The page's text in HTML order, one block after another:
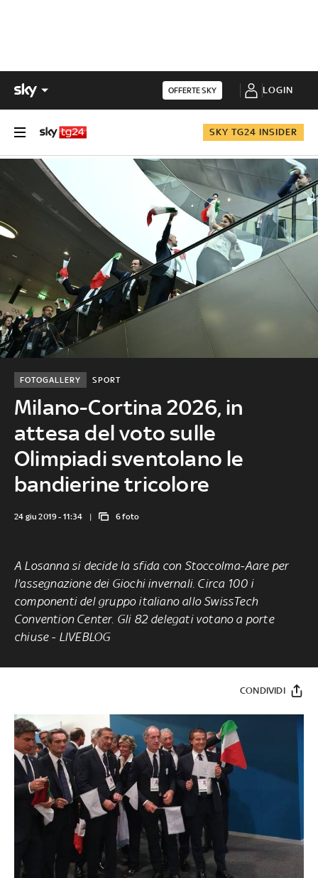
OFFERTE SKY LOGIN
SKY TG24 INSIDER
Milano-Cortina 2026, in
attesa del voto sulle
Olimpiadi sventolano le
bandierine tricolore
SPORT
FOTOGALLERY
24 giu 2019 - 11:34 6 foto
A Losanna si decide la sfida con Stoccolma-Aare per
l'assegnazione dei Giochi invernali. Circa 100 i
componenti del gruppo italiano allo SwissTech
Convention Center. Gli 82 delegati votano a porte
chiuse - LIVEBLOG
CONDIVIDI